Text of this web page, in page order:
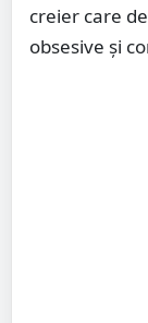
creier care
obsesive și